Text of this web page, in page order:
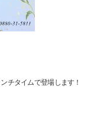
チタイムで登場します！